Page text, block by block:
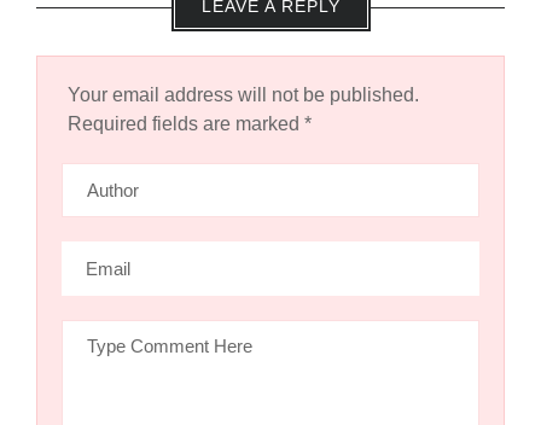
LEAVE A REPLY
Your email address will not be published.
Required fields are marked *